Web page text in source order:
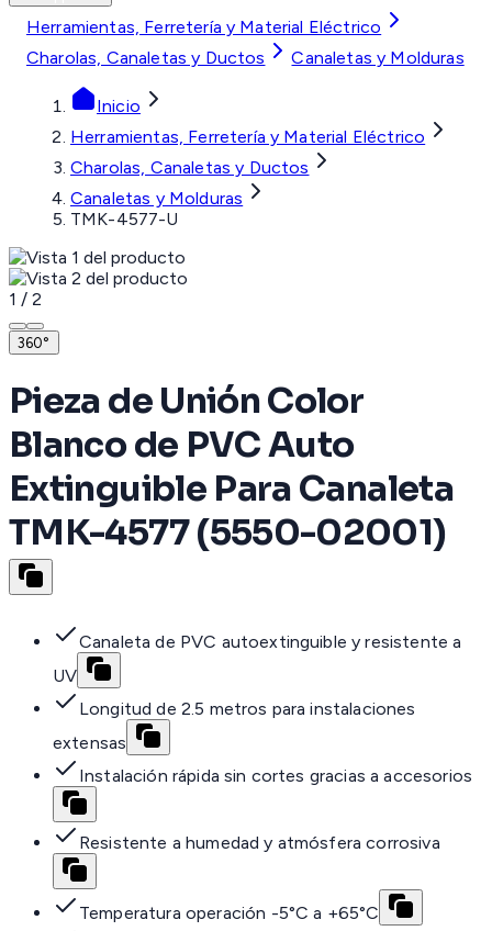
Herramientas, Ferretería y Material Eléctrico
Charolas, Canaletas y Ductos
Canaletas y Molduras
Inicio
Herramientas, Ferretería y Material Eléctrico
Charolas, Canaletas y Ductos
Canaletas y Molduras
TMK-4577-U
1 / 2
360°
Pieza de Unión Color
Blanco de PVC Auto
Extinguible Para Canaleta
TMK-4577 (5550-02001)
Canaleta de PVC autoextinguible y resistente a
UV
Longitud de 2.5 metros para instalaciones
extensas
Instalación rápida sin cortes gracias a accesorios
Resistente a humedad y atmósfera corrosiva
Temperatura operación -5°C a +65°C